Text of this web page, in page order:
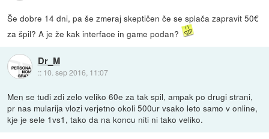
Še dobre 14 dni, pa še zmeraj skeptičen če se splača zapravit 50€
za špil? A je že kak interface in game podan?
Dr_M
:: 10. sep 2016, 11:07
Men se tudi zdi zelo veliko 60e za tak spil, ampak po drugi strani,
pr nas mularija vlozi verjetno okoli 500ur vsako leto samo v online,
kje je sele 1vs1, tako da na koncu niti ni tako veliko.